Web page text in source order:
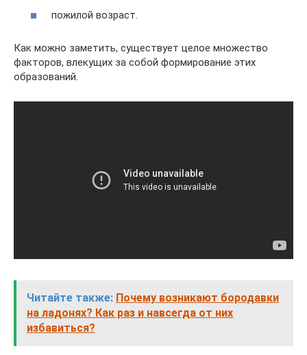
пожилой возраст.
Как можно заметить, существует целое множество
факторов, влекущих за собой формирование этих
образований.
Читайте также: Почему возникают бородавки
на ладонях? Как раз и навсегда от них
избавиться?